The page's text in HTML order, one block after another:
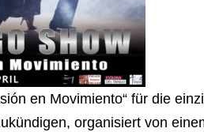
en Movimiento“ für die
organisiert von